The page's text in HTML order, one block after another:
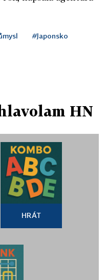
#Japonsko
HN
HRÁT